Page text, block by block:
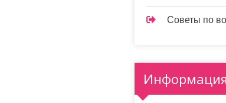
Советы по
Информация